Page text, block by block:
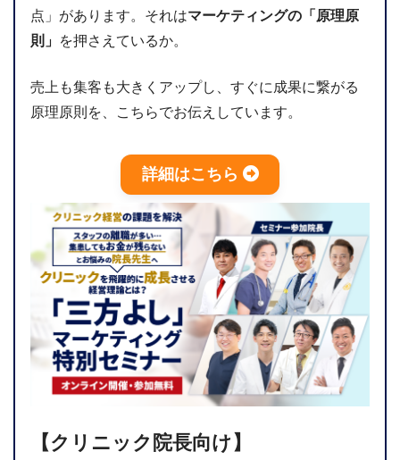
点」があります。それはマーケティングの「原理原
則」
を押さえているか。
売上も集客も大きくアップし、すぐに成果に繋がる
原理原則を、こちらでお伝えしています。
詳細はこちら
【クリニック院長向け】